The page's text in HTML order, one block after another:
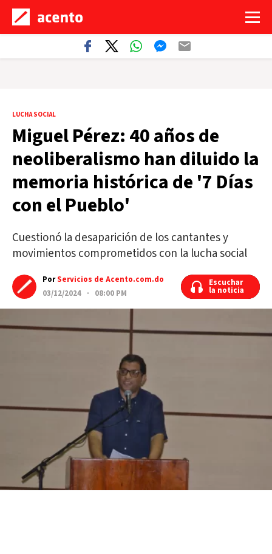
LUCHA SOCIAL
Miguel Pérez: 40 años de
neoliberalismo han diluido la
memoria histórica de '7 Días
con el Pueblo'
Cuestionó la desaparición de los cantantes y
movimientos comprometidos con la lucha social
PorServicios de Acento.com.do
03/12/2024 · 08:00 PM
Escuchar
la noticia
Escuchar
la noticia